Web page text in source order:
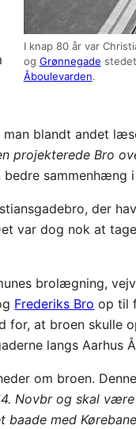
I knap 80 år var
og Grønnegade
Åboulevarden.
man blandt andet
projekterede Bro
sammenhæng
der
var dog nok at
brolægning,
Frederiks Bro op til
for, at broen skulle
langs Aarhus
om broen.
Novbr og skal
baade med